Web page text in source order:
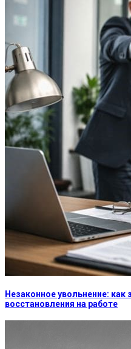
Незаконное увольнение: как
восстановления на работе